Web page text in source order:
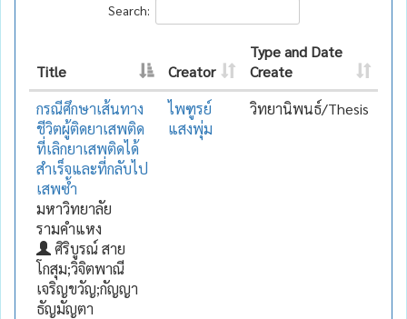
Search:
Title Creator
Type and Date
Create
กรณีศึกษาเส้นทาง
ชีวิตผู้ติดยาเสพติด
ที่เลิกยาเสพติดได้
สำเร็จและที่กลับไป
เสพซ้ำ
มหาวิทยาลัย
รามคำแหง
ศิริบูรณ์ สาย
โกสุม;วิจิตพาณี
เจริญขวัญ;กัญญา
ธัญมัญตา
ไพฑูรย์
แสงพุ่ม
วิทยานิพนธ์/Thesis